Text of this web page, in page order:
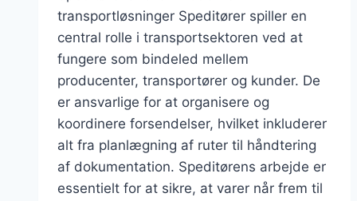
transportløsninger Speditører spiller en
central rolle i transportsektoren ved at
fungere som bindeled mellem
producenter, transportører og kunder. De
er ansvarlige for at organisere og
koordinere forsendelser, hvilket inkluderer
alt fra planlægning af ruter til håndtering
af dokumentation. Speditørens arbejde er
essentielt for at sikre, at varer når frem til